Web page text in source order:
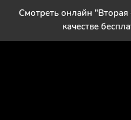
Смотреть онлайн
качестве